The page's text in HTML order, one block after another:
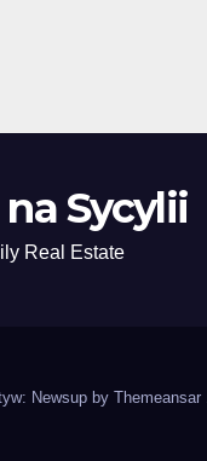
Sycylii
Real Estate
Newsup by Themeansar